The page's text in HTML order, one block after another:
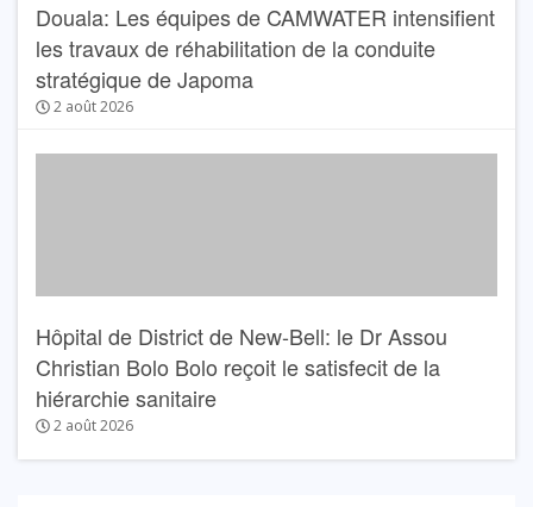
Douala: Les équipes de CAMWATER intensifient
les travaux de réhabilitation de la conduite
stratégique de Japoma
2 août 2026
Hôpital de District de New-Bell: le Dr Assou
Christian Bolo Bolo reçoit le satisfecit de la
hiérarchie sanitaire
2 août 2026